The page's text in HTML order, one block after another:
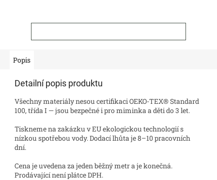
Popis
Detailní popis produktu
Všechny materiály nesou certifikaci OEKO-TEX® Standard
100, třída I — jsou bezpečné i pro miminka a děti do 3 let.
Tiskneme na zakázku v EU ekologickou technologií s
nízkou spotřebou vody. Dodací lhůta je 8–10 pracovních
dní.
Cena je uvedena za jeden běžný metr a je konečná.
Prodávající není plátce DPH.